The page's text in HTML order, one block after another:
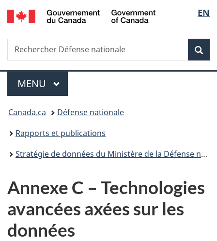
Passer
au
principal
Passer
à
Au
du
Passer
au
de
section
Passer
à
version
simplifiée
de
la
EN
Recherche
Rechercher
Défense
Menu
MENU PRINCIPAL
Vous
êtes
ici :
Canada.ca
Défense nationale
Rapports et publications
Stratégie de données du Ministère de la Défense nationale et des Forces armées canadiennes
Annexe C – Technologies
avancées axées sur les
données